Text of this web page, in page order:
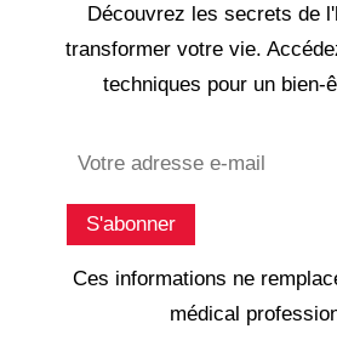
Découvrez les secrets de
transformer votre vie.
techniques pour un bien-
S'abonner
Ces informations ne
médical